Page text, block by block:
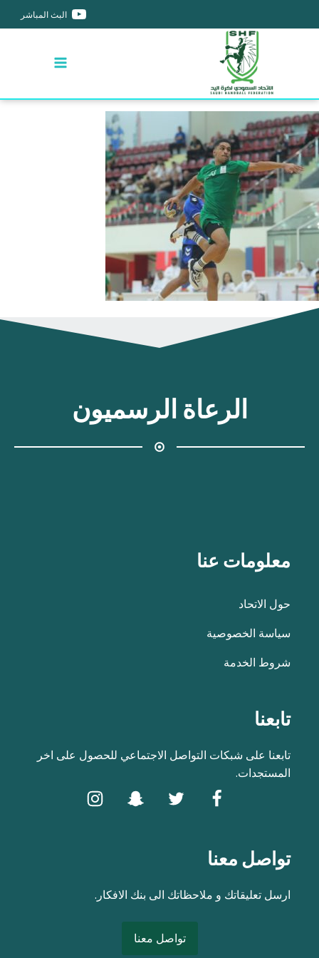
البث المباشر
الرعاة الرسميون
معلومات عنا
حول الاتحاد
سياسة الخصوصية
شروط الخدمة
تابعنا
تابعنا على شبكات التواصل الاجتماعي للحصول على اخر
المستجدات.
تواصل معنا
ارسل تعليقاتك و ملاحظاتك الى بنك الافكار.
تواصل معنا